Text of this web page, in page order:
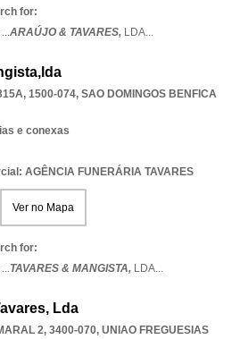
for:
ARAÚJO & TAVARES, LDA...
1500-074, SAO DOMINGOS BENFICA
e conexas
AGÊNCIA FUNERÁRIA TAVARES
Ver no Mapa
for:
TAVARES & MANGISTA, LDA...
Lda
2, 3400-070, UNIAO FREGUESIAS